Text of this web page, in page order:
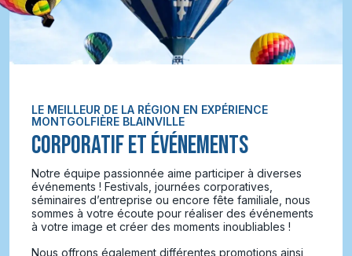
LE MEILLEUR DE LA RÉGION EN EXPÉRIENCE
MONTGOLFIÈRE BLAINVILLE
CORPORATIF ET ÉVÉNEMENTS
Notre équipe passionnée aime participer à diverses
événements ! Festivals, journées corporatives,
séminaires d’entreprise ou encore fête familiale, nous
sommes à votre écoute pour réaliser des événements
à votre image et créer des moments inoubliables !
Nous offrons également différentes promotions ainsi